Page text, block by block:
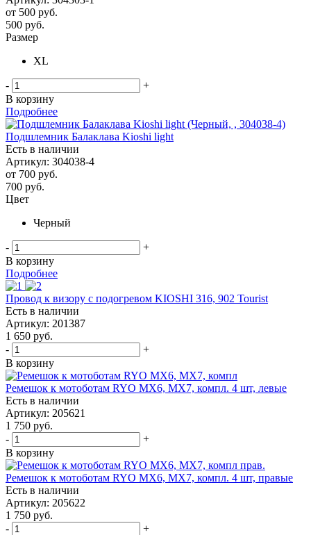
от 500 руб.
500 руб.
Размер
XL
-
+
В корзину
Подробнее
Подшлемник Балаклава Kioshi light
Есть в наличии
Артикул: 304038-4
от 700 руб.
700 руб.
Цвет
Черный
-
+
В корзину
Подробнее
Провод к визору с подогревом KIOSHI 316, 902 Tourist
Есть в наличии
Артикул: 201387
1 650 руб.
-
+
В корзину
Ремешок к мотоботам RYO MX6, MX7, компл. 4 шт, левые
Есть в наличии
Артикул: 205621
1 750 руб.
-
+
В корзину
Ремешок к мотоботам RYO MX6, MX7, компл. 4 шт, правые
Есть в наличии
Артикул: 205622
1 750 руб.
-
+